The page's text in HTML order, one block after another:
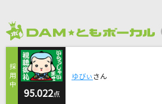
mao
[プロオケ]ごめんね…
高橋真梨子
95.022点
ゆびぃ さん